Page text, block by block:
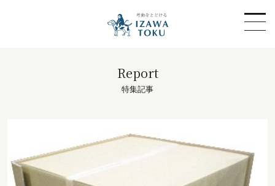
Report
特集記事